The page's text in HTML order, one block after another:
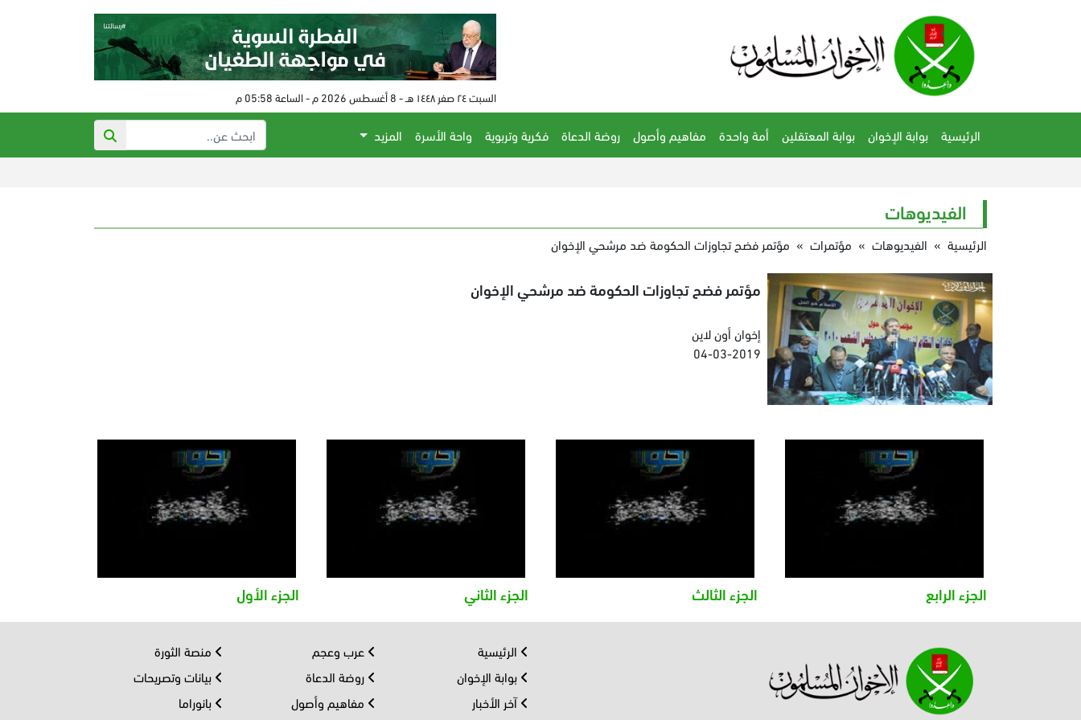
السبت ٢٤ صفر ١٤٤٨ هـ - 8 أغسطس 2026 م - الساعة 05:58 م
الرئيسية بوابة الإخوان بوابة المعتقلين أمة واحدة مفاهيم وأصول روضة الدعاة فكرية وتربوية واحة الأسرة
المزيد
الفيديوهات
الرئيسية » الفيديوهات » مؤتمرات » مؤتمر فضح تجاوزات الحكومة ضد مرشحي الإخوان
مؤتمر فضح تجاوزات الحكومة ضد مرشحي الإخوان
إخوان أون لاين
04-03-2019
الجزء الرابع الجزء الثالث الجزء الثاني الجزء الأول
الرئيسية
بوابة الإخوان
آخر الأخبار
عرب وعجم
روضة الدعاة
مفاهيم وأصول
منصة الثورة
بيانات وتصريحات
بانوراما